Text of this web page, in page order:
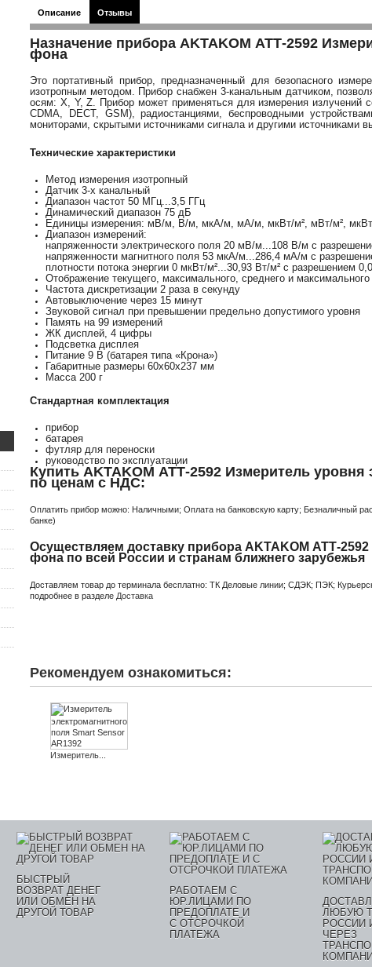
Описание Отзывы
Назначение прибора AKTAKOM АТТ-2592
фона
Это портативный прибор, предназначенный для безопасного
изотропным методом. Прибор снабжен 3-канальным датчиком,
осям: X, Y, Z. Прибор может применяться для измерения излучений
CDMA, DECT, GSM), радиостанциями, беспроводными
мониторами, скрытыми источниками сигнала и другими источниками
Технические характеристики
Метод измерения изотропный
Датчик 3-х канальный
Диапазон частот 50 МГц...3,5 ГГц
Динамический диапазон 75 дБ
Единицы измерения: мВ/м, В/м, мкА/м, мА/м, мкВт/м², мВт/м²,
Диапазон измерений:
напряженности электрического поля 20 мВ/м...108 В/м с
напряженности магнитного поля 53 мкА/м...286,4 мА/м с
плотности потока энергии 0 мкВт/м²...30,93 Вт/м² с разрешением
Отображение текущего, максимального, среднего и максимального
Частота дискретизации 2 раза в секунду
Автовыключение через 15 минут
Звуковой сигнал при превышении предельно допустимого уровня
Память на 99 измерений
ЖК дисплей, 4 цифры
Подсветка дисплея
Питание 9 В (батарея типа «Крона»)
Габаритные размеры 60х60х237 мм
Масса 200 г
Стандартная комплектация
прибор
батарея
футляр для переноски
руководство по эксплуатации
Купить AKTAKOM АТТ-2592 Измеритель
по ценам с НДС:
Оплатить прибор можно: Наличными; Оплата на банковскую карту; Безналичный
банке)
Осуществляем доставку прибора AKTAKOM АТТ-
фона по всей России и странам ближнего зарубежья
Доставляем товар до терминала бесплатно: ТК Деловые линии; СДЭК; ПЭК;
подробнее в разделе Доставка
Рекомендуем ознакомиться:
Измеритель...
БЫСТРЫЙ
ВОЗВРАТ ДЕНЕГ
ИЛИ ОБМЕН НА
ДРУГОЙ ТОВАР
РАБОТАЕМ С
ЮР.ЛИЦАМИ ПО
ПРЕДОПЛАТЕ И
С ОТСРОЧКОЙ
ПЛАТЕЖА
ЛЮБУЮ
РОССИИ
ЧЕРЕЗ